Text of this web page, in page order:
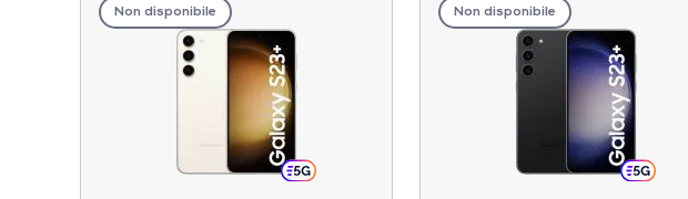
Non disponibile Non disponibile